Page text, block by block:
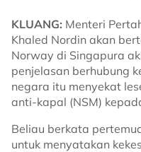
KLUANG: Menteri
Khaled Nordin akan
Norway di Singapura
penjelasan berhubung
negara itu menyekat
anti-kapal (NSM)
Beliau berkata
untuk menyatakan